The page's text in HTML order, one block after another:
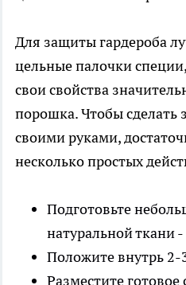
Для защиты гардероба
цельные палочки
свои свойства
порошка. Чтобы сделать
своими руками,
несколько простых
Подготовьте
натуральной ткани
Положите внутрь
Разместите готовое